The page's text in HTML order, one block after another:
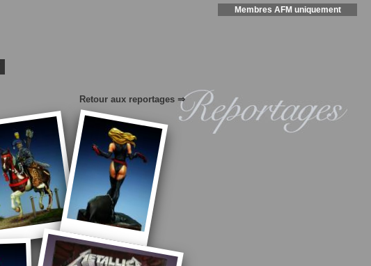
Membres AFM uniquement
Retour aux reportages ⇒